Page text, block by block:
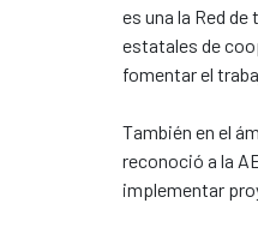
es una la Red
estatales de
fomentar el
También en el
reconoció a la
implementar